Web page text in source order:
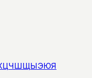
ЦЧШЩЫЭЮЯ